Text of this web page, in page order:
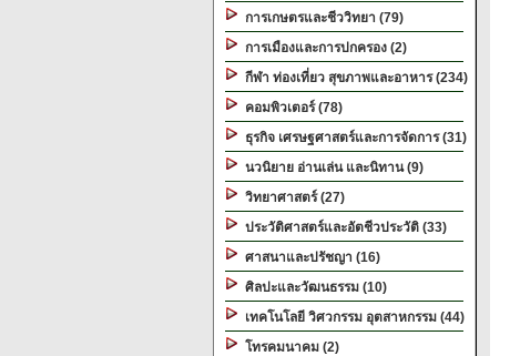
การเกษตรและชีววิทยา (79)
การเมืองและการปกครอง (2)
กีฬา ท่องเที่ยว สุขภาพและอาหาร (234)
คอมพิวเตอร์ (78)
ธุรกิจ เศรษฐศาสตร์และการจัดการ (31)
นวนิยาย อ่านเล่น และนิทาน (9)
วิทยาศาสตร์ (27)
ประวัติศาสตร์และอัตชีวประวัติ (33)
ศาสนาและปรัชญา (16)
ศิลปะและวัฒนธรรม (10)
เทคโนโลยี วิศวกรรม อุตสาหกรรม (44)
โทรคมนาคม (2)